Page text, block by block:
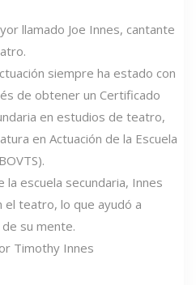
llamado Joe Innes, cantante
siempre ha estado con
de obtener un Certificado
en estudios de teatro,
en Actuación de la Escuela
escuela secundaria, Innes
el teatro, lo que ayudó a
su mente.